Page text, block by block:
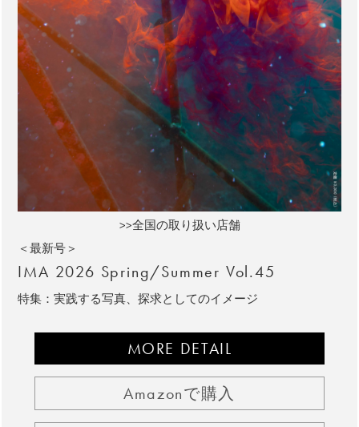
>>全国の取り扱い店舗
＜最新号＞
IMA 2026 Spring/Summer Vol.45
特集：実践する写真、探求としてのイメージ
MORE DETAIL
Amazonで購入